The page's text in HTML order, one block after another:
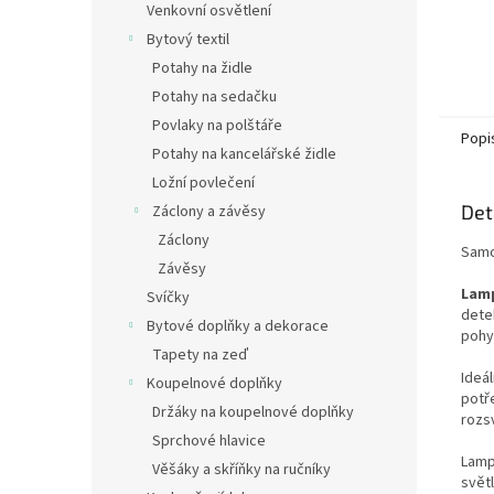
Venkovní osvětlení
Bytový textil
Potahy na židle
Potahy na sedačku
Povlaky na polštáře
Potahy na kancelářské židle
Ložní povlečení
Záclony a závěsy
Záclony
Závěsy
Svíčky
Bytové doplňky a dekorace
Tapety na zeď
Koupelnové doplňky
Držáky na koupelnové doplňky
Sprchové hlavice
Věšáky a skříňky na ručníky